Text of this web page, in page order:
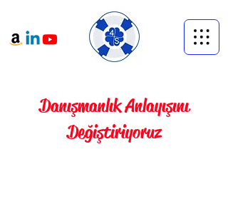
Danışmanlık Anlayışını
Değiştiriyoruz